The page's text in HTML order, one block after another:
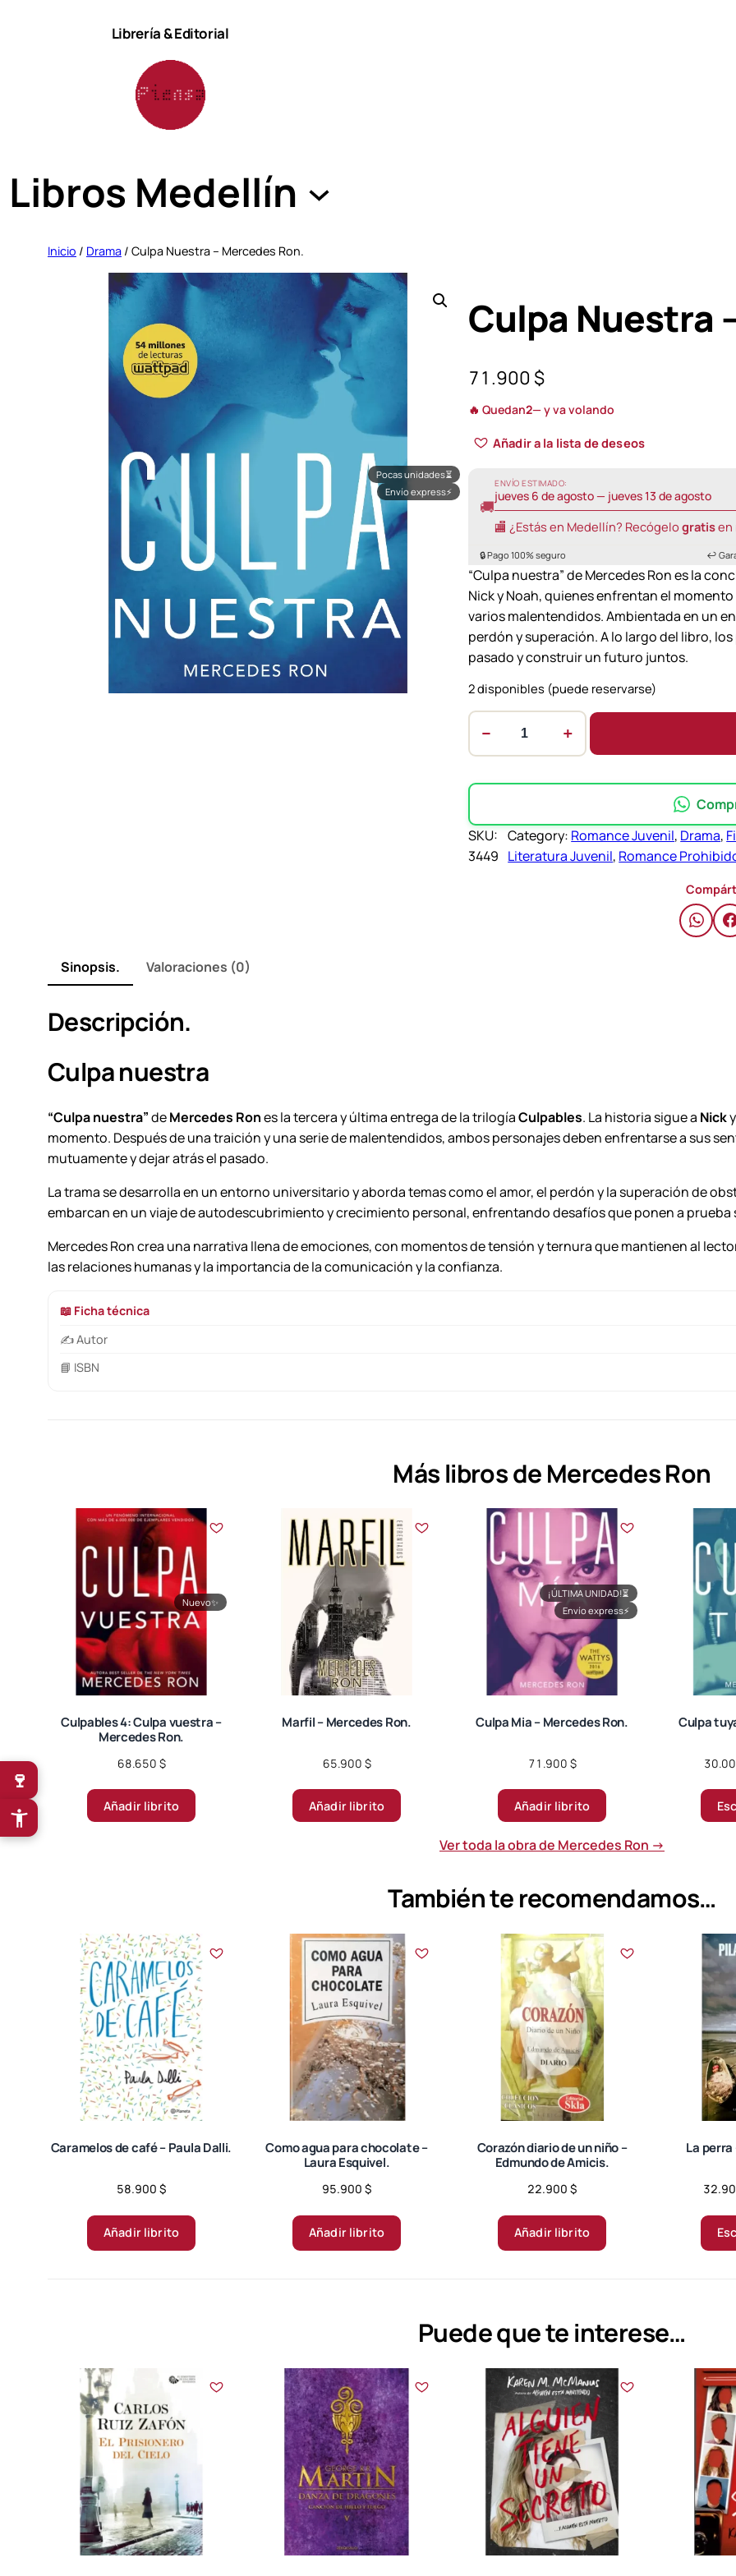
Librería & Editorial
Libros Medellín
Inicio / Drama / Culpa Nuestra – Mercedes Ron.
Pocas unidades⏳
Envío express⚡
Culpa Nuestra
71.900 $
🔥 Quedan2— y va volando
Añadir a la lista de deseos
🚚
ENVÍO ESTIMADO:
jueves 6 de agosto — jueves 13 de agosto
🏬 ¿Estás en Medellín? Recógelo gratisen
🔒 Pago 100% seguro ↩️
“Culpa nuestra” de Mercedes Ron es la
Nick y Noah, quienes enfrentan el
varios malentendidos. Ambientada en un
perdón y superación. A lo largo del libro,
pasado y construir un futuro juntos.
2 disponibles (puede reservarse)
u
l
a
N
u
d
e
o
n
c
a
− +
SKU:
3449
Category: Romance Juvenil, Drama,
Literatura Juvenil, Romance
Sinopsis. Valoraciones (0)
Descripción.
Culpa nuestra
“Culpa nuestra”deMercedes Rones la tercera y última entrega de la trilogíaCulpables. La historia sigue a Nicky
momento. Después de una traición y una serie de malentendidos, ambos personajes deben enfrentarse a sus
mutuamente y dejar atrás el pasado.
La trama se desarrolla en un entorno universitario y aborda temas como el amor, el perdón y la superación de
embarcan en un viaje de autodescubrimiento y crecimiento personal, enfrentando desafíos que ponen a prueba
Mercedes Ron crea una narrativa llena de emociones, con momentos de tensión y ternura que mantienen al
las relaciones humanas y la importancia de la comunicación y la confianza.
📖 Ficha técnica
✍️ Autor
📘 ISBN
Más libros de Mercedes Ron
Culpables 4: Culpa vuestra –
Mercedes Ron.
68.650 $
Nuevo✨
Añadir librito
Marfil – Mercedes Ron.
65.900 $
Añadir librito
Culpa Mia – Mercedes Ron.
71.900 $
¡ÚLTIMA UNIDAD!⏳
Envío express⚡
Añadir librito
Culpa
Ver toda la obra de Mercedes Ron →
También te recomendamos…
Caramelos de café – Paula Dalli.
58.900 $
Añadir librito
Como agua para chocolate –
Laura Esquivel.
95.900 $
Añadir librito
Corazón diario de un niño –
Edmundo de Amicis.
22.900 $
Añadir librito
La
Puede que te interese…
🍷